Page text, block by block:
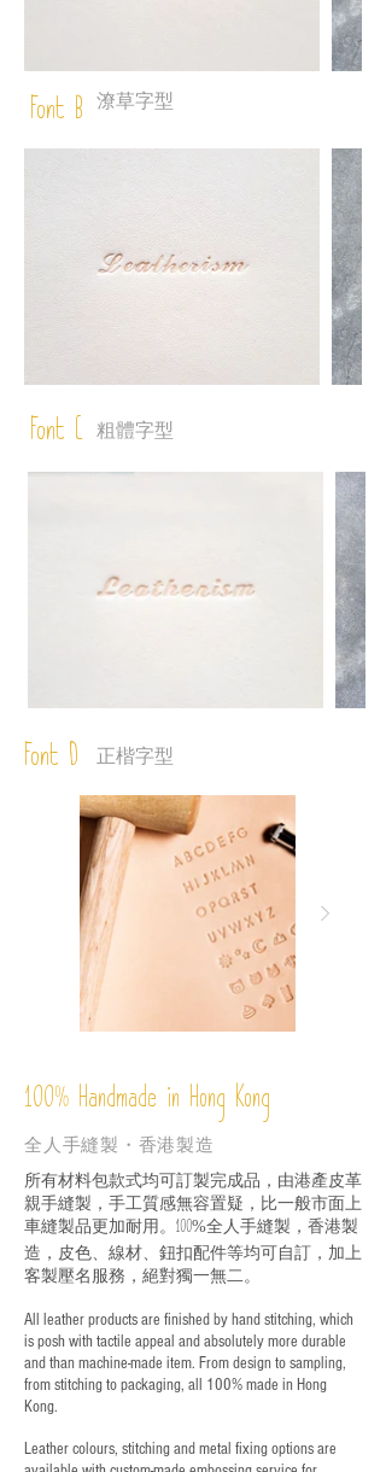
Font B 潦草字型
Font C 粗體字型
Font D 正楷字型
100% Handmade in Hong Kong
全人手縫製・香港製造
所有材料包款式均可訂製完成品，由港產皮革
親手縫製，手工質感無容置疑，比一般市面上
車縫製品更加耐用。 100%全人手縫製，香港製
造，皮色、線材、鈕扣配件等均可自訂，加上
客製壓名服務，絕對獨一無二。
All leather products are finished by hand stitching, which
is posh with tactile appeal and absolutely more durable
and than machine-made item. From design to sampling,
from stitching to packaging, all 100% made in Hong
Kong.
Leather colours, stitching and metal fixing options are